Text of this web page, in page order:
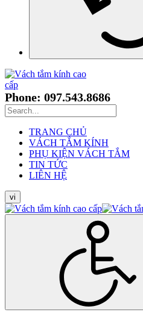
Phone: 097.543.8686
TRANG CHỦ
VÁCH TẮM KÍNH
PHỤ KIỆN VÁCH TẮM
TIN TỨC
LIÊN HỆ
vi